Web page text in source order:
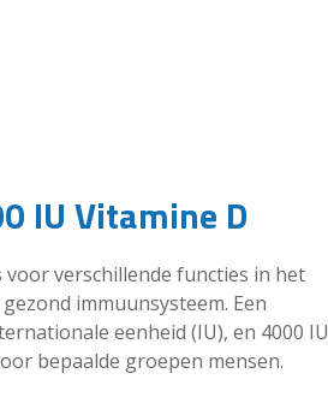
IU Vitamine D
verschillende functies in het
immuunsysteem. Een
eenheid (IU), en 4000 IU
bepaalde groepen mensen.